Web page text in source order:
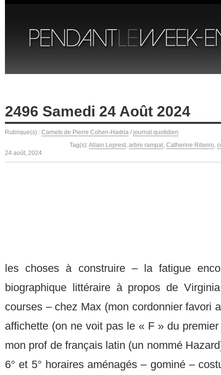
2496 Samedi 24 Août 2024
Rubrique(s) : Carnets de Pierre Cohen-Hadria / journal quotidien
Tag(s):Allain Leprest, arbre rampal , Catherine Ribeiro,
24 août, 2024
les choses à construire – la fatigue
biographique littéraire à propos de
courses – chez Max (mon cordonnier favori
affichette (on ne voit pas le « F » du
mon prof de français latin (un nommé
6° et 5° horaires aménagés – gominé –